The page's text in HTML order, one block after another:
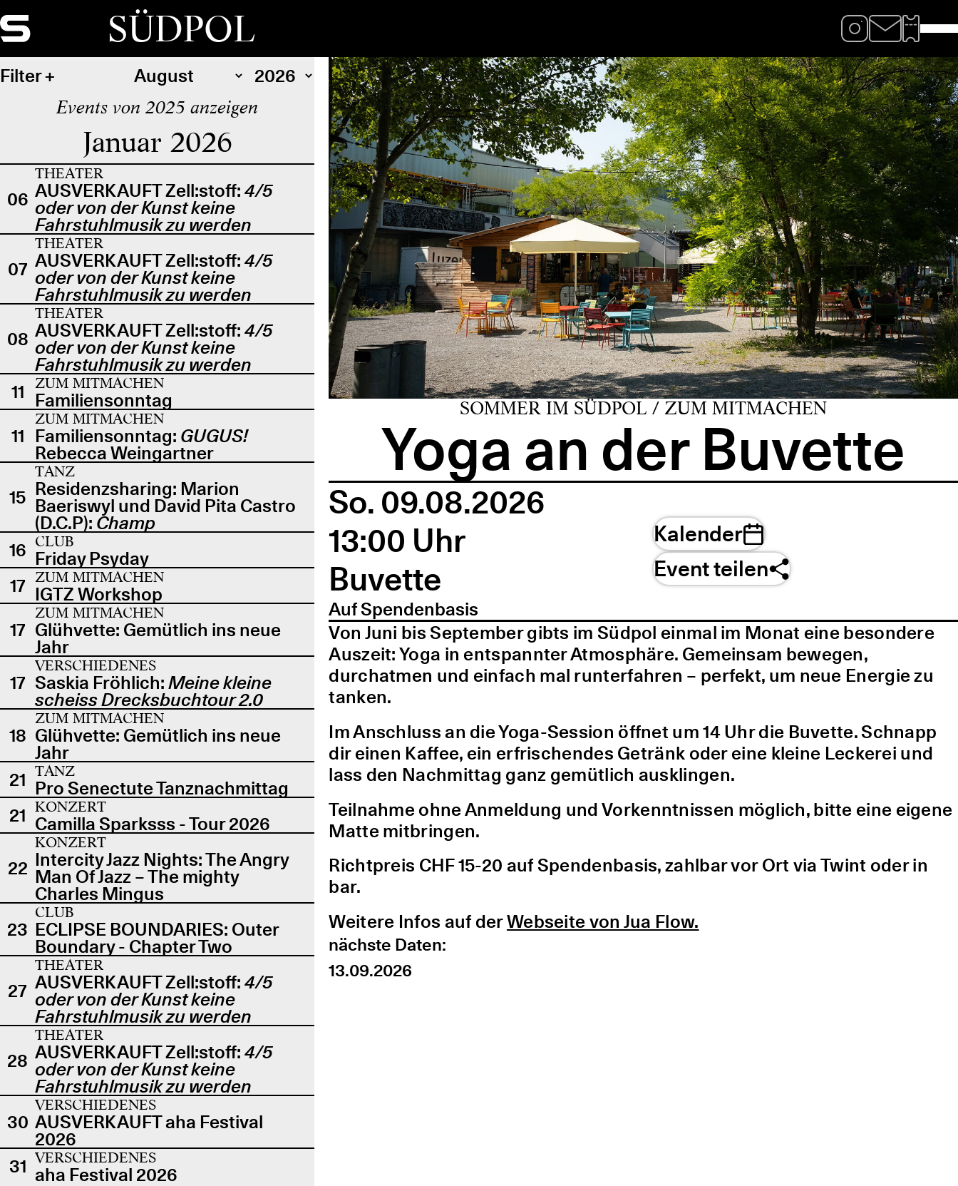
SÜDPOL
Filter
Events von 2025 anzeigen
Januar 2026
06
THEATER
AUSVERKAUFT Zell:stoff: 4/5
oder von der Kunst keine
Fahrstuhlmusik zu werden
07
THEATER
AUSVERKAUFT Zell:stoff: 4/5
oder von der Kunst keine
Fahrstuhlmusik zu werden
08
THEATER
AUSVERKAUFT Zell:stoff: 4/5
oder von der Kunst keine
Fahrstuhlmusik zu werden
11
ZUM MITMACHEN
Familiensonntag
11
ZUM MITMACHEN
Familiensonntag: GUGUS!
Rebecca Weingartner
15
TANZ
Residenzsharing: Marion
Baeriswyl und David Pita Castro
(D.C.P): Champ
16 CLUB
Friday Psyday
17 ZUM MITMACHEN
IGTZ Workshop
17
ZUM MITMACHEN
Glühvette: Gemütlich ins neue
Jahr
17
VERSCHIEDENES
Saskia Fröhlich: Meine kleine
scheiss Drecksbuchtour 2.0
18
ZUM MITMACHEN
Glühvette: Gemütlich ins neue
Jahr
21 TANZ
Pro Senectute Tanznachmittag
21 KONZERT
Camilla Sparksss - Tour 2026
22
KONZERT
Intercity Jazz Nights: The Angry
Man Of Jazz – The mighty
Charles Mingus
23
CLUB
ECLIPSE BOUNDARIES: Outer
Boundary - Chapter Two
27
THEATER
AUSVERKAUFT Zell:stoff: 4/5
oder von der Kunst keine
Fahrstuhlmusik zu werden
28
THEATER
AUSVERKAUFT Zell:stoff: 4/5
oder von der Kunst keine
Fahrstuhlmusik zu werden
30
VERSCHIEDENES
AUSVERKAUFT aha Festival
2026
31 VERSCHIEDENES
aha Festival 2026
SOMMER IM SÜDPOL / ZUM MITMACHEN
Yoga an der Buvette
So. 09.08.2026
13:00 Uhr
Buvette
Auf Spendenbasis
Kalender
Event teilen
Von Juni bis September gibts im Südpol einmal im Monat eine besondere
Auszeit: Yoga in entspannter Atmosphäre. Gemeinsam bewegen,
durchatmen und einfach mal runterfahren – perfekt, um neue Energie zu
tanken.
Im Anschluss an die Yoga-Session öffnet um 14 Uhr die Buvette. Schnapp
dir einen Kaffee, ein erfrischendes Getränk oder eine kleine Leckerei und
lass den Nachmittag ganz gemütlich ausklingen.
Teilnahme ohne Anmeldung und Vorkenntnissen möglich, bitte eine eigene
Matte mitbringen.
Richtpreis CHF 15-20 auf Spendenbasis, zahlbar vor Ort via Twint oder in
bar.
Weitere Infos auf derWebseite von Jua Flow.
nächste Daten:
13.09.2026